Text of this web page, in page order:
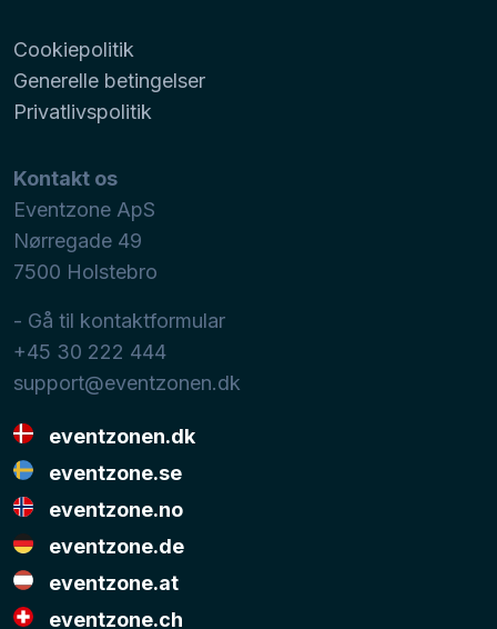
Cookiepolitik
Generelle betingelser
Privatlivspolitik
Kontakt os
Eventzone ApS
Nørregade 49
7500 Holstebro
- Gå til kontaktformular
+45 30 222 444
support@eventzonen.dk
eventzonen.dk
eventzone.se
eventzone.no
eventzone.de
eventzone.at
eventzone.ch